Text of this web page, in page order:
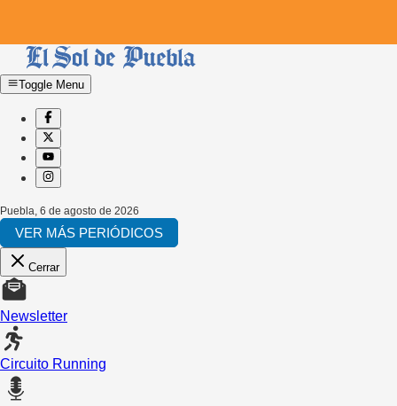
Toggle Menu
Puebla 6 de agosto de 2026
VER MÁS PERIÓDICOS
Cerrar
Newsletter
Circuito Running